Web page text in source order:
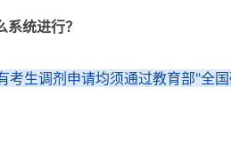
统进行？
考生调剂申请均须通过教育部"全